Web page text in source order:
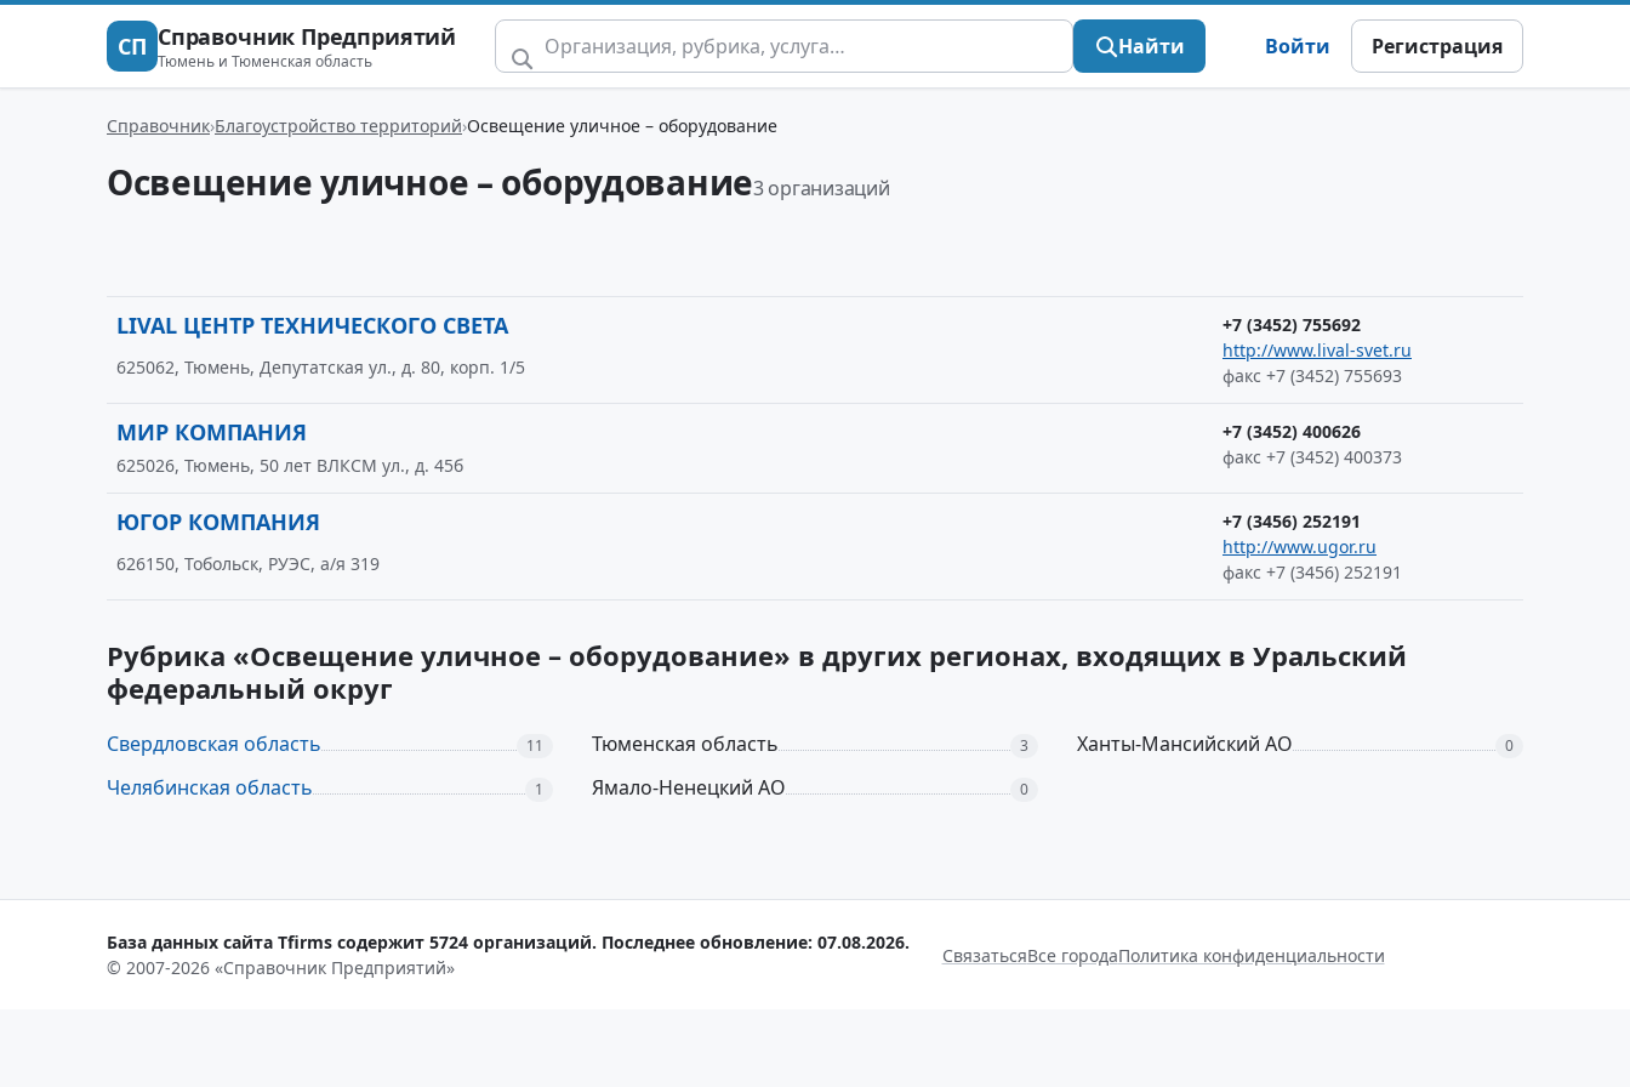
СП Справочник Предприятий
Тюмень и Тюменская область
Найти Войти Регистрация
Справочник Благоустройство территорий Освещение уличное – оборудование
Освещение уличное – оборудование3 организаций
LIVAL ЦЕНТР ТЕХНИЧЕСКОГО СВЕТА
+7 (3452) 755692
http://www.lival-svet.ru
факс +7 (3452) 755693
625062, Тюмень, Депутатская ул., д. 80, корп. 1/5
МИР КОМПАНИЯ
+7 (3452) 400626
факс +7 (3452) 400373
625026, Тюмень, 50 лет ВЛКСМ ул., д. 45б
ЮГОР КОМПАНИЯ
+7 (3456) 252191
http://www.ugor.ru
факс +7 (3456) 252191
626150, Тобольск, РУЭС, а/я 319
Рубрика «Освещение уличное – оборудование» в других регионах, входящих в Уральский
федеральный округ
Свердловская область 11 Тюменская область 3 Ханты-Мансийский АО 0
Челябинская область 1 Ямало-Ненецкий АО 0
База данных сайта Tfirms содержит 5724 организаций. Последнее обновление: 07.08.2026.
© 2007-2026 «Справочник Предприятий»
СвязатьсяВсе городаПолитика конфиденциальности